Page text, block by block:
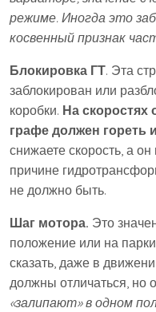
режиме. Иногда это
косвенный признак
Блокировка ГТ. Эта
заблокирован или
коробки. На
графе должен гореть
снижаете скорость, а
причине
не должно быть.
Шаг мотора. Это
положение или на
сказать, даже в
должны отличаться, но
«залипают» в одном